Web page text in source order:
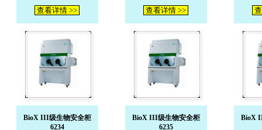
查看详情 >> 查看详情 >>
BioX III级生物安全柜
6234
BioX III级生物安全柜
6235
BioX